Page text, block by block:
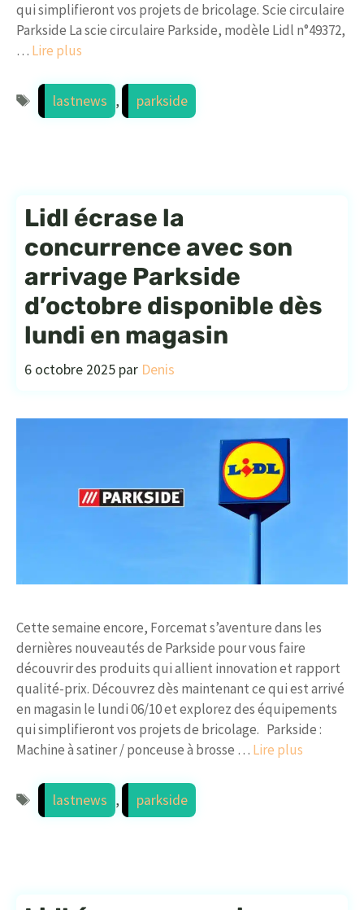
qui simplifieront vos projets de bricolage. Scie circulaire
Parkside La scie circulaire Parkside, modèle Lidl n°49372,
… Lire plus
Étiquettes
lastnews , parkside
Lidl écrase la
concurrence avec son
arrivage Parkside
d’octobre disponible dès
lundi en magasin
6 octobre 2025 par Denis
Cette semaine encore, Forcemat s’aventure dans les
dernières nouveautés de Parkside pour vous faire
découvrir des produits qui allient innovation et rapport
qualité-prix. Découvrez dès maintenant ce qui est arrivé
en magasin le lundi 06/10 et explorez des équipements
qui simplifieront vos projets de bricolage. Parkside :
Machine à satiner / ponceuse à brosse … Lire plus
Étiquettes
lastnews , parkside